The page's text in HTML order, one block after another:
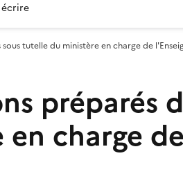
tutelle du ministère en charge de
préparés
charge